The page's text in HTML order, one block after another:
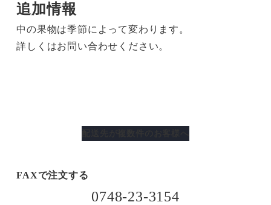
（要
冷
蔵）
追加情報
中の果物は季節によって変わります。
詳しくはお問い合わせください。
FAXで注文する
0748-23-3154